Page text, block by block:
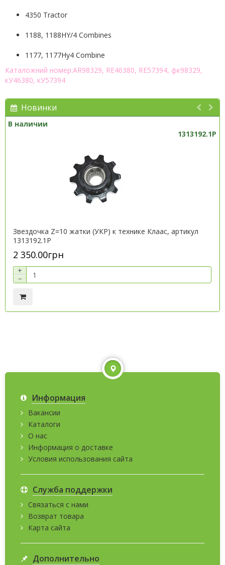
4350 Tractor
1188, 1188HY/4 Combines
1177, 1177Hy4 Combine
Каталожний номер:AR98329, RE46380, RE57394, фк98329,
кУ46380, кУ57394
Новинки
В наличии
1313192.1P
Звездочка Z=10 жатки (УКР) к технике Клаас, артикул
1313192.1P
2 350.00грн
+
−
Информация
Вакансии
Каталоги
О нас
Информация о доставке
Условия использования сайта
Служба поддержки
Связаться с нами
Возврат товара
Карта сайта
Дополнительно